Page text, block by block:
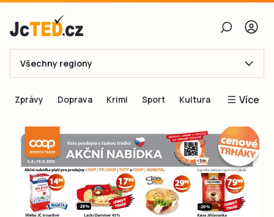
E-mail
Obnovit heslo
Přihlásit se
Přihlásit se přes Facebook
Všechny regiony
Zprávy Doprava Krimi Sport Kultura Více
Inspirace
Čtenáři píší
Speciální přílohy
Inzerce